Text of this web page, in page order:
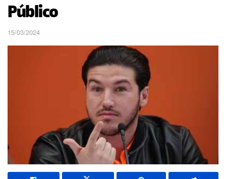
Público
15/03/2024